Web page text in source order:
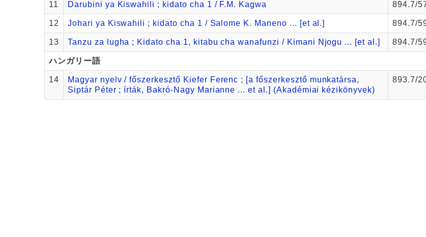
11 Darubini ya Kiswahili ; kidato cha 1 / F.M. Kagwa 894.7/
12 Johari ya Kiswahili ; kidato cha 1 / Salome K. Maneno ... [et al.] 894.7/
13 Tanzu za lugha ; Kidato cha 1, kitabu cha wanafunzi / Kimani Njogu ... [et al.] 894.7/
ハンガリー語
14
Magyar nyelv / főszerkesztő Kiefer Ferenc ; [a főszerkesztő munkatársa,
Siptár Péter ; írták, Bakró-Nagy Marianne ... et al.] (Akadémiai kézikönyvek)
893.7/